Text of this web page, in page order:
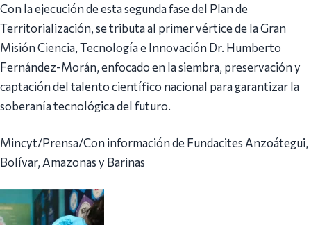
Con la ejecución de esta segunda fase del Plan de
Territorialización, se tributa al primer vértice de la Gran
Misión Ciencia, Tecnología e Innovación Dr. Humberto
Fernández-Morán, enfocado en la siembra, preservación y
captación del talento científico nacional para garantizar la
soberanía tecnológica del futuro.
Mincyt/Prensa/Con información de Fundacites Anzoátegui,
Bolívar, Amazonas y Barinas